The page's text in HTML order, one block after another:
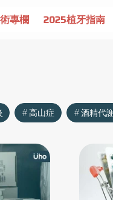
專欄 2025植牙指南
高山症 酒精代